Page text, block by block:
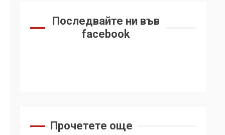
Последвайте ни във
facebook
Прочетете още
Удължаването на
1
стъпки от 1972 г.